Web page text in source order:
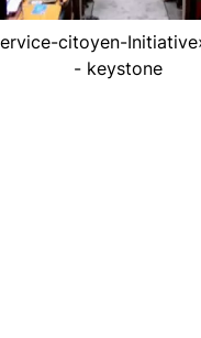
citoyen-
- keystone